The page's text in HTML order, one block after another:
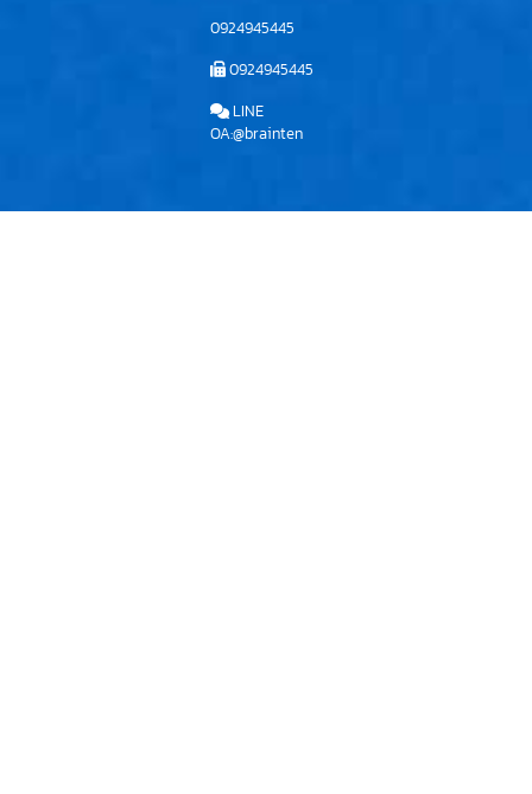
0924945445
0924945445
LINE
OA:@brainten